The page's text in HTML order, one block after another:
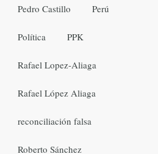
Pedro Castillo Perú
Política PPK
Rafael Lopez-Aliaga
Rafael López Aliaga
reconciliación falsa
Roberto Sánchez